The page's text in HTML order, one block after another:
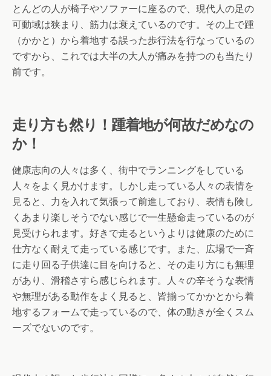
とんどの人が椅子やソファーに座るので、現代人の足の
可動域は狭まり、筋力は衰えているのです。その上で踵
（かかと）から着地する誤った歩行法を行なっているの
ですから、これでは大半の大人が痛みを持つのも当たり
前です。
走り方も然り！踵着地が何故だめなの
か！
健康志向の人々は多く、街中でランニングをしている
人々をよく見かけます。しかし走っている人々の表情を
見ると、力を入れて気張って前進しており、表情も険し
くあまり楽しそうでない感じで一生懸命走っているのが
見受けられます。好きで走るというよりは健康のために
仕方なく耐えて走っている感じです。また、広場で一斉
に走り回る子供達に目を向けると、その走り方にも無理
があり、滑稽さすら感じられます。人々の辛そうな表情
や無理がある動作をよく見ると、皆揃ってかかとから着
地するフォームで走っているので、体の動きが全くスム
ーズでないのです。